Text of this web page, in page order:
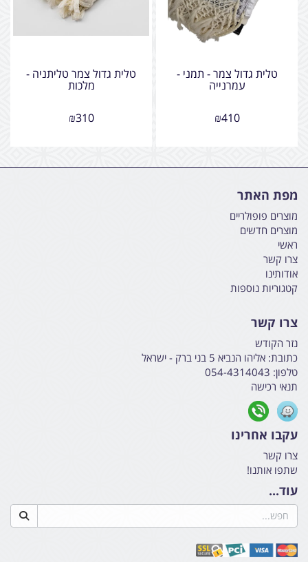
טלית גדול צמר - תמני -
עמרנייה
₪410
טלית גדול צמר טליתניה -
מלכות
₪310
מפת האתר
מוצרים פופולריים
מוצרים חדשים
ראשי
צרו קשר
אודותינו
קטגוריות נוספות
צרו קשר
נזר הקודש
כתובת: אליהו הנביא 5 בני ברק - ישראל
טלפון: 054-4314043
תנאי רכישה
עקבו אחרינו
צרו קשר
שתפו אותנו!
עוד...